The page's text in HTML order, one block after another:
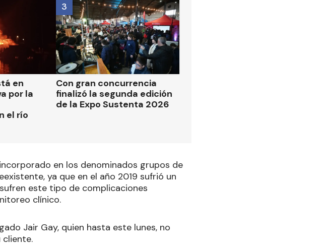
en
por la
el río
Con gran concurrencia
finalizó la segunda edición
de la Expo Sustenta 2026
3
en los denominados grupos de
ya que en el año 2019 sufrió un
este tipo de complicaciones
clínico.
Jair Gay, quien hasta este lunes, no